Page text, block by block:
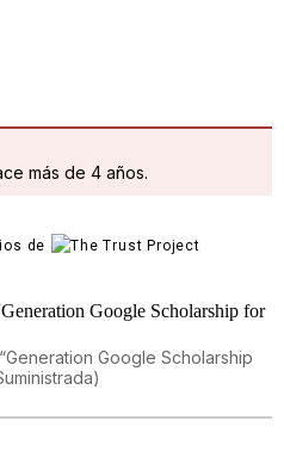
más de 4 años.
de
Google Scholarship
)